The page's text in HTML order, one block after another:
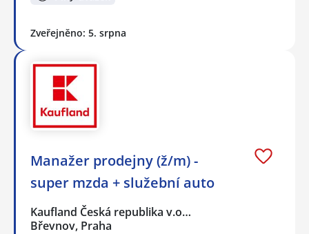
Zveřejněno: 5. srpna
Manažer prodejny (ž/m) -
super mzda + služební auto
Kaufland Česká republika v.o…
Břevnov, Praha